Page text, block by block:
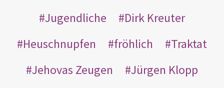
Jugendliche
Dirk Kreuter
Heuschnupfen
fröhlich
Traktat
Jehovas Zeugen
Jürgen Klopp